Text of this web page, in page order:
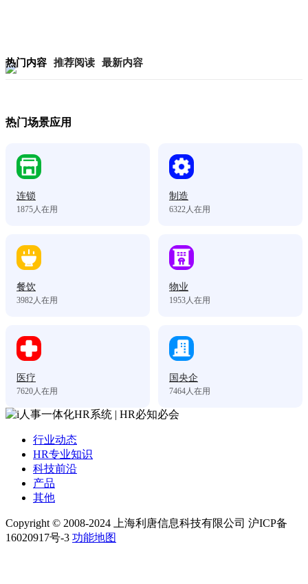
热门内容 推荐阅读 最新内容
热门场景应用
连锁
1875人在用
制造
6322人在用
餐饮
3982人在用
物业
1953人在用
医疗
7620人在用
国央企
7464人在用
行业动态
HR专业知识
科技前沿
产品
其他
Copyright © 2008-2024 上海利唐信息科技有限公司 沪ICP备
16020917号-3 功能地图